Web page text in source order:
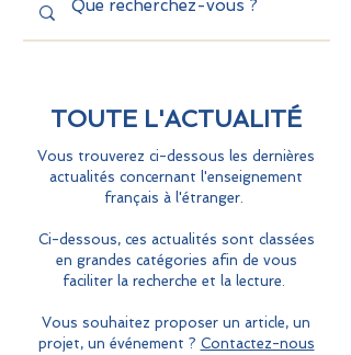
TOUTE L'ACTUALITÉ
Vous trouverez ci-dessous les dernières
actualités concernant l'enseignement
français à l'étranger.
Ci-dessous, ces actualités sont classées
en grandes catégories afin de vous
faciliter la recherche et la lecture.
Vous souhaitez proposer un article, un
projet, un événement ? Contactez-nous